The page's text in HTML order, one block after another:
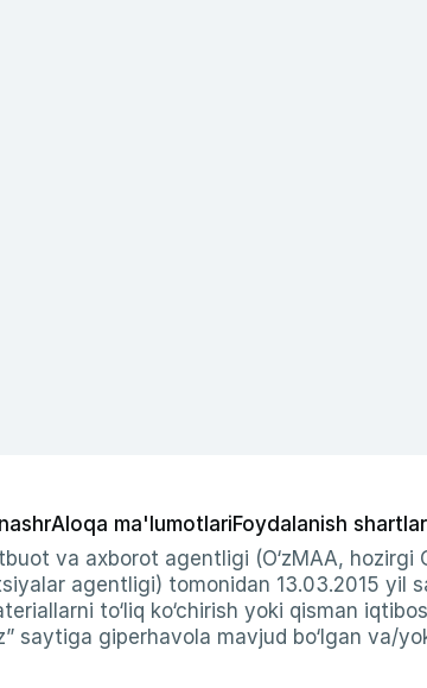
Aloqa ma'lumotlariFoydalanish
va axborot agentligi (O‘zMAA,
agentligi) tomonidan 13.03.2015 yil
to‘liq ko‘chirish yoki qisman
saytiga giperhavola mavjud bo‘lgan va/